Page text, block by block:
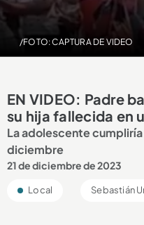
/FOTO: CAPTURA DE VIDEO
EN VIDEO: Padre
su hija fallecida en
La adolescente cumpliría
diciembre
21 de diciembre de 2023
Local Sebastián